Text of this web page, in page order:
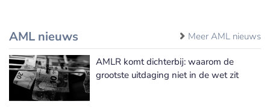
AML nieuws Meer AML nieuws
AMLR komt dichterbij: waarom de
grootste uitdaging niet in de wet zit